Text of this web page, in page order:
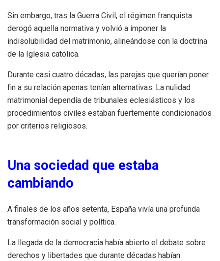
Sin embargo, tras la Guerra Civil, el régimen franquista
derogó aquella normativa y volvió a imponer la
indisolubilidad del matrimonio, alineándose con la doctrina
de la Iglesia católica.
Durante casi cuatro décadas, las parejas que querían poner
fin a su relación apenas tenían alternativas. La nulidad
matrimonial dependía de tribunales eclesiásticos y los
procedimientos civiles estaban fuertemente condicionados
por criterios religiosos.
Una sociedad que estaba
cambiando
A finales de los años setenta, España vivía una profunda
transformación social y política.
La llegada de la democracia había abierto el debate sobre
derechos y libertades que durante décadas habían